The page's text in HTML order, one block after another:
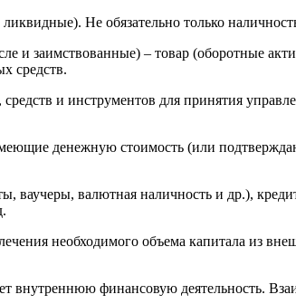
Не обязательно только
и заимствованные) – товар (оборотные
средств.
и инструментов для принятия
денежную стоимость (или
валютная наличность и др.),
необходимого объема капитала из
внутреннюю финансовую деятельность.